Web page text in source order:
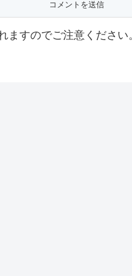
ますのでご注意ください